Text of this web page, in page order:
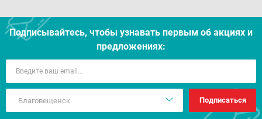
Подписывайтесь, чтобы узнавать первым об акцияx и
предложениях:
Подписаться